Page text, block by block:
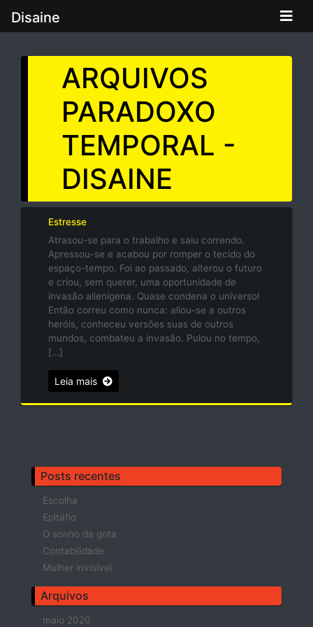
Disaine
ARQUIVOS
PARADOXO
TEMPORAL -
DISAINE
Estresse
Atrasou-se para o trabalho e saiu correndo.
Apressou-se e acabou por romper o tecido do
espaço-tempo. Foi ao passado, alterou o futuro
e criou, sem querer, uma oportunidade de
invasão alienígena. Quase condena o universo!
Então correu como nunca: aliou-se a outros
heróis, conheceu versões suas de outros
mundos, combateu a invasão. Pulou no tempo,
[…]
Leia mais
Posts recentes
Escolha
Epitáfio
O sonho da gota
Contabilidade
Mulher invisível
Arquivos
maio 2020